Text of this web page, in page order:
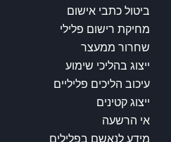
ביטול כתבי אישום
מחיקת רישום פלילי
שחרור ממעצר
ייצוג בהליכי שימוע
עיכוב הליכים פליליים
ייצוג קטינים
אי הרשעה
מידע לנאשם בפלילים